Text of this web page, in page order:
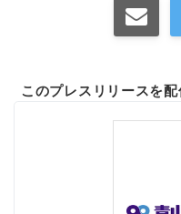
このプレスリリースを